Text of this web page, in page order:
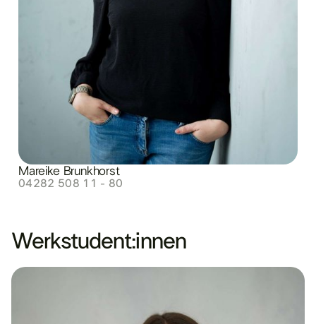
Mareike Brunkhorst
04282 508 11 - 80
Werkstudent:innen